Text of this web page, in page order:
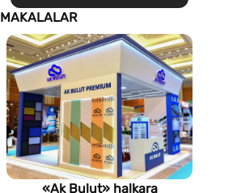
MAKALALAR
«Ak Bulut» halkara